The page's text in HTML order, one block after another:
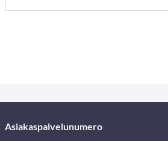
Asiakaspalvelunumero